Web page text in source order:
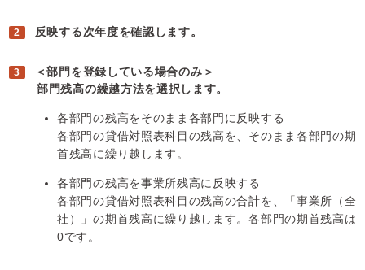
反映する次年度を確認します。
＜部門を登録している場合のみ＞
部門残高の繰越方法を選択します。
各部門の残高をそのまま各部門に反映する
各部門の貸借対照表科目の残高を、そのまま各部門の期
首残高に繰り越します。
各部門の残高を事業所残高に反映する
各部門の貸借対照表科目の残高の合計を、「事業所（全
社）」の期首残高に繰り越します。各部門の期首残高は
0です。